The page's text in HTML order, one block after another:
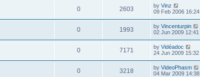
0 2603 by Vinz
09 Feb 2006 16:24
0 1993 by Vincenturpin
02 Jun 2009 12:41
0 7171 by Vidéadoc
24 Jun 2009 15:32
0 3218 by VideoPhasm
04 Mar 2009 14:38